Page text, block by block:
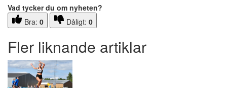
Vad tycker du om nyheten?
Bra: 0 Dåligt: 0
Fler liknande artiklar